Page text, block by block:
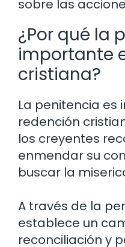
sobre las
¿Por qué la
importante
cristiana?
La penitencia es
redención
los creyentes
enmendar su
buscar la
A través de la
establece un
reconciliación y